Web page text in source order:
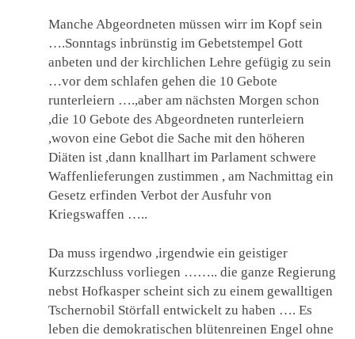
Manche Abgeordneten müssen wirr im Kopf sein
….Sonntags inbrünstig im Gebetstempel Gott
anbeten und der kirchlichen Lehre gefügig zu sein
…vor dem schlafen gehen die 10 Gebote
runterleiern ….,aber am nächsten Morgen schon
,die 10 Gebote des Abgeordneten runterleiern
,wovon eine Gebot die Sache mit den höheren
Diäten ist ,dann knallhart im Parlament schwere
Waffenlieferungen zustimmen , am Nachmittag ein
Gesetz erfinden Verbot der Ausfuhr von
Kriegswaffen …..
Da muss irgendwo ,irgendwie ein geistiger
Kurzzschluss vorliegen …….. die ganze Regierung
nebst Hofkasper scheint sich zu einem gewalltigen
Tschernobil Störfall entwickelt zu haben …. Es
leben die demokratischen blütenreinen Engel ohne